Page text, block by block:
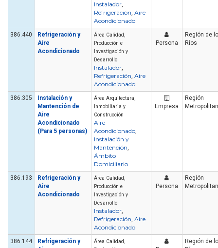
Instalador,
Refrigeración, Aire
Acondicionado
386.440
Refrigeración y
Aire
Acondicionado
Área Calidad,
Producción e
Investigación y
Desarrollo
Instalador,
Refrigeración, Aire
Acondicionado
Persona
Región de
Ríos
386.305
Instalación y
Mantención de
Aire
Acondicionado
(Para 5 personas)
Área Arquitectura,
Inmobiliaria y
Construcción
Aire
Acondicionado,
Instalación y
Mantención,
Ámbito
Domiciliario
Empresa
Región
386.193
Refrigeración y
Aire
Acondicionado
Área Calidad,
Producción e
Investigación y
Desarrollo
Instalador,
Refrigeración, Aire
Acondicionado
Persona
Región
386.144
Refrigeración y
Área Calidad,
Región de